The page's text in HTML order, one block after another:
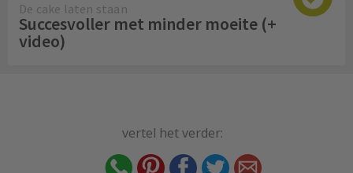
De cake laten staan
Succesvoller met minder moeite (+
video)
vertel het verder: